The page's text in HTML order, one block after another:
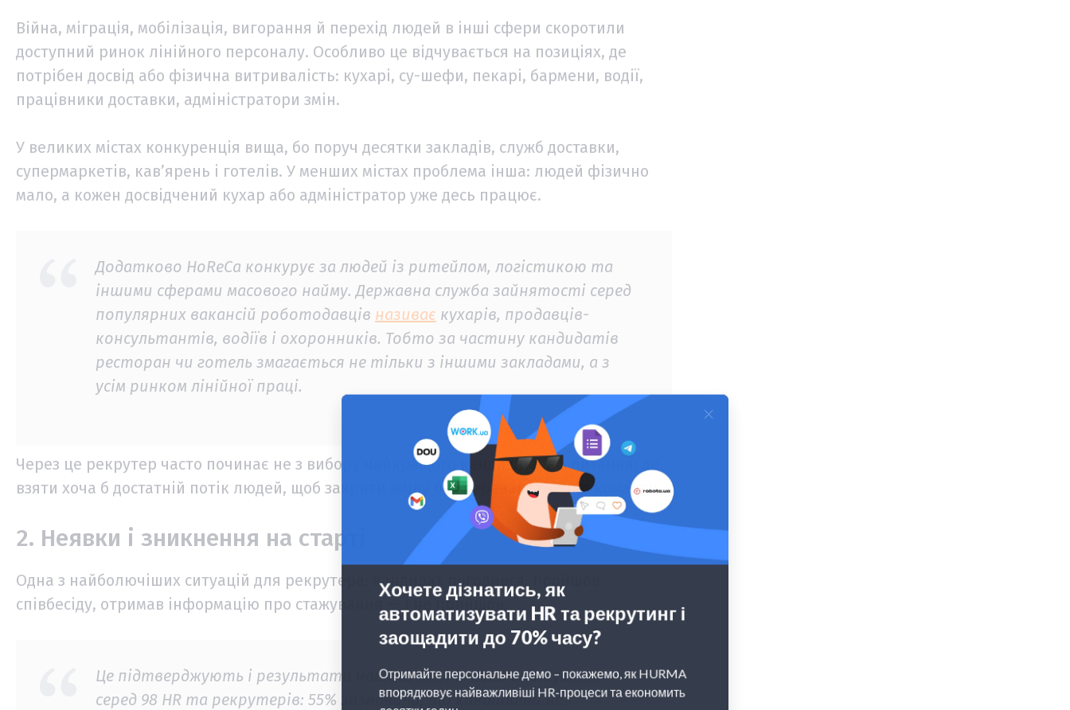
Війна, міграція, мобілізація, вигорання й перехід людей в інші сфери скоротили
доступний ринок лінійного персоналу. Особливо це відчувається на позиціях, де
потрібен досвід або фізична витривалість: кухарі, су-шефи, пекарі, бармени, водії,
працівники доставки, адміністратори змін.
У великих містах конкуренція вища, бо поруч десятки закладів, служб доставки,
супермаркетів, кав’ярень і готелів. У менших містах проблема інша: людей фізично
мало, а кожен досвідчений кухар або адміністратор уже десь працює.
Додатково HoReCa конкурує за людей із ритейлом, логістикою та
іншими сферами масового найму. Державна служба зайнятості серед
популярних вакансій роботодавців називає кухарів, продавців-
консультантів, водіїв і охоронників. Тобто за частину кандидатів
ресторан чи готель змагається не тільки з іншими закладами, а з
усім ринком лінійної праці.
Через це рекрутер часто починає не з вибору найкращого кандидата, а з питання: де
взяти хоча б достатній потік людей, щоб закрити зміну без перевантаження команди.
2. Неявки і зникнення на старті
Одна з найболючіших ситуацій для рекрутера: кандидат погодився, пройшов
співбесіду, отримав інформацію про стажування — і не прийшов.
Це підтверджують і результати нашого анонімного опитування
серед 98 HR та рекрутерів: 55% зазначили, що кандидати не